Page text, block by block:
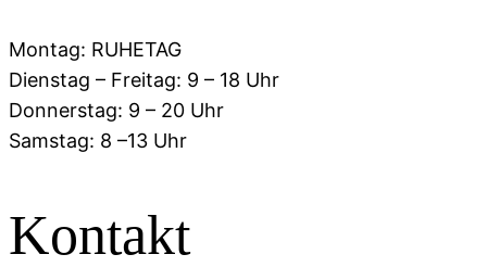
Montag: RUHETAG
Dienstag – Freitag: 9 – 18 Uhr
Donnerstag: 9 – 20 Uhr
Samstag: 8 –13 Uhr
Kontakt